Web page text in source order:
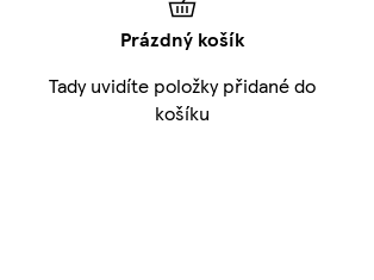
Prázdný košík
Tady uvidíte položky přidané do
košíku